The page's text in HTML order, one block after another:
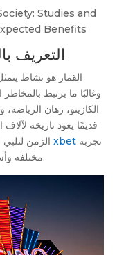
Studies and
Benefits
التعريف
القمار هو نشاط
وغالبًا ما يرتبط
الكازينو، رهان
قديمًا يعود تاريخه
الزمن لتلبي 1 xbetتجربة
مختلفة وأساليب متنوعة لتحقيق المتعة والترفيه.